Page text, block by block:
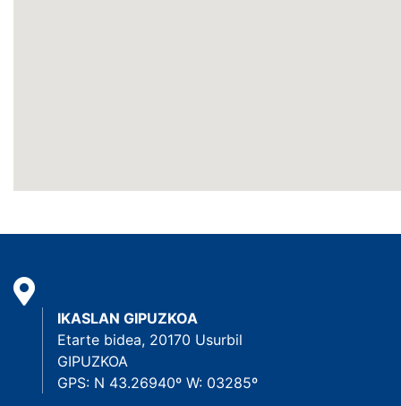
IKASLAN GIPUZKOA
Etarte bidea, 20170 Usurbil
GIPUZKOA
GPS: N 43.26940º W: 03285º